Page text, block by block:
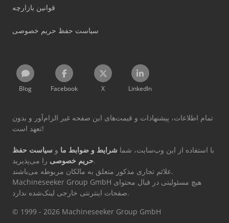
قوانین بازارچه
سیاست حفظ حریم خصوصی
Blog Facebook X LinkedIn
تمام اطلاعات، پیشنهادات و قیمت‌های این صفحه غیر الزام‌آور و بدون
تعهد است!
با استفاده از این وب‌سایت، شما شرایط و ضوابط ما و سیاست حفظ
حریم خصوصیرا می‌پذیرید.
علائم تجاری مذکور متعلق به مالکان مربوطه می‌باشند.
Machineseeker Group GmbH هیچ مسئولیتی در قبال محتوای
صفحات اینترنتی خارجی لینک‌شده ندارد.
© 1999 - 2026 Machineseeker Group GmbH